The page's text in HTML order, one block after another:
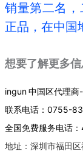
销量第二名
正品，在中国
想要了解更多
ingun 中国区代理商
联系电话：0755-
全国免费服务电话
地址：深圳市福田